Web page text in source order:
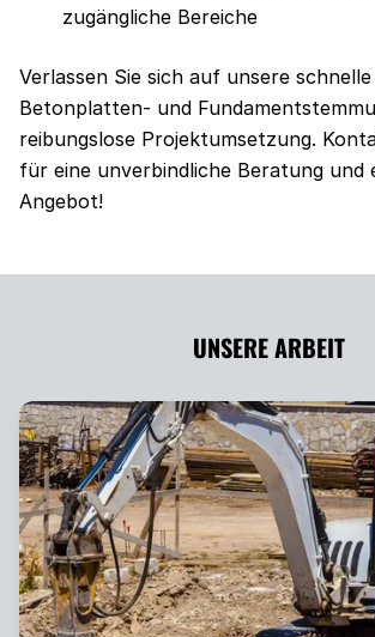
zugängliche Bereiche
Verlassen Sie sich auf unsere
Betonplatten- und
reibungslose Projektumsetzung.
für eine unverbindliche Beratung und
Angebot!
UNSERE ARBEIT